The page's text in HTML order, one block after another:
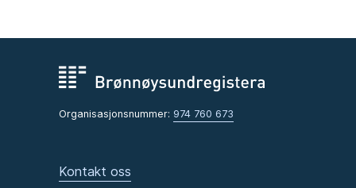
Organisasjonsnummer: 974 760 673
Kontakt oss